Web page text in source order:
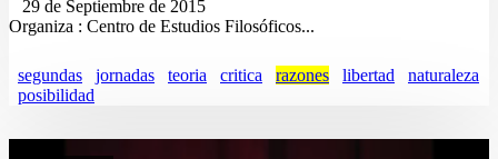
29 de Septiembre de 2015
Organiza : Centro de Estudios Filosóficos...
segundas jornadas teoria critica razones libertad
naturaleza
posibilidad